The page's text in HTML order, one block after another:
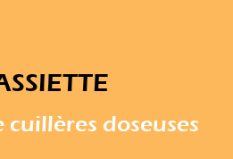
cuillères doseuses